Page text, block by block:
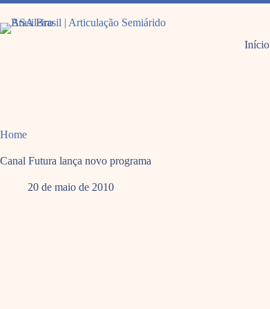
Pular
para
o
Início
Home
Canal Futura lança novo programa
20 de maio de 2010